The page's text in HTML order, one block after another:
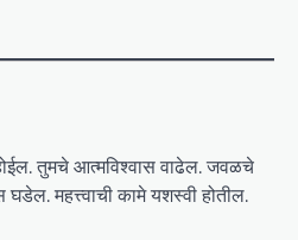
तुमचे आत्मविश्वास वाढेल. जवळचे
महत्त्वाची कामे यशस्वी होतील.